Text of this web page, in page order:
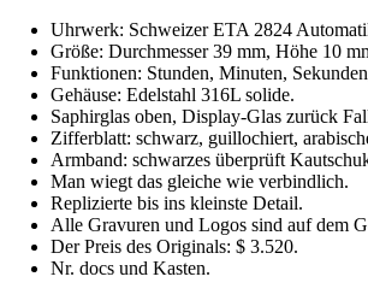
Uhrwerk: Schweizer ETA 2824
Größe: Durchmesser 39 mm, Höhe 10
Funktionen: Stunden, Minuten,
Gehäuse: Edelstahl 316L solide.
Saphirglas oben, Display-Glas zurück
Zifferblatt: schwarz, guillochiert,
Armband: schwarzes überprüft
Man wiegt das gleiche wie verbindlich.
Replizierte bis ins kleinste Detail.
Alle Gravuren und Logos sind auf dem
Der Preis des Originals: $ 3.520.
Nr. docs und Kasten.